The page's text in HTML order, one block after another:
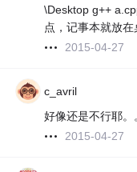
\Desktop g++
点，记事本就放
2015-04-27
c_avril
好像还是不行耶。
2015-04-27